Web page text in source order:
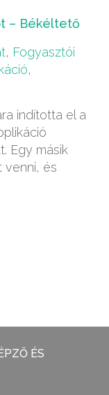
– Békéltető
, Fogyasztói
,
indította el a
Egy másik
venni, és
ÉS